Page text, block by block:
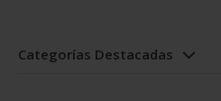
Categorías Destacadas